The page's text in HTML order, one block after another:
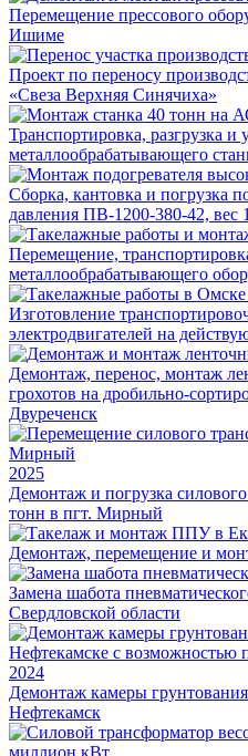
Перемещение прессового
Ишиме
Проект по переносу
«Свеза Верхняя Синячиха»
Транспортировка, разгрузка и
металлообрабатывающего
Сборка, кантовка и погрузка
давления ПВ-1200-380-42, вес
Перемещение,
металлообрабатывающего
Изготовление
электродвигателей на
Демонтаж, перенос, монтаж
грохотов на дробильно-
Двуреченск
2025
Демонтаж и погрузка
тонн в пгт. Мирный
Демонтаж, перемещение и
Замена шабота
Свердловской области
2024
Демонтаж камеры
Нефтекамск